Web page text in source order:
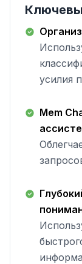
усилия
Mem